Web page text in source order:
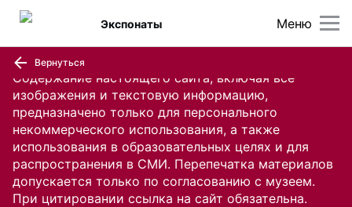
Содержание настоящего сайта, включая все
изображения и текстовую информацию,
предназначено только для персонального
некоммерческого использования, а также
использования в образовательных целях и для
распространения в СМИ. Перепечатка материалов
допускается только по согласованию с музеем.
При цитировании ссылка на сайт обязательна.
Меню
Экспонаты
Вернуться